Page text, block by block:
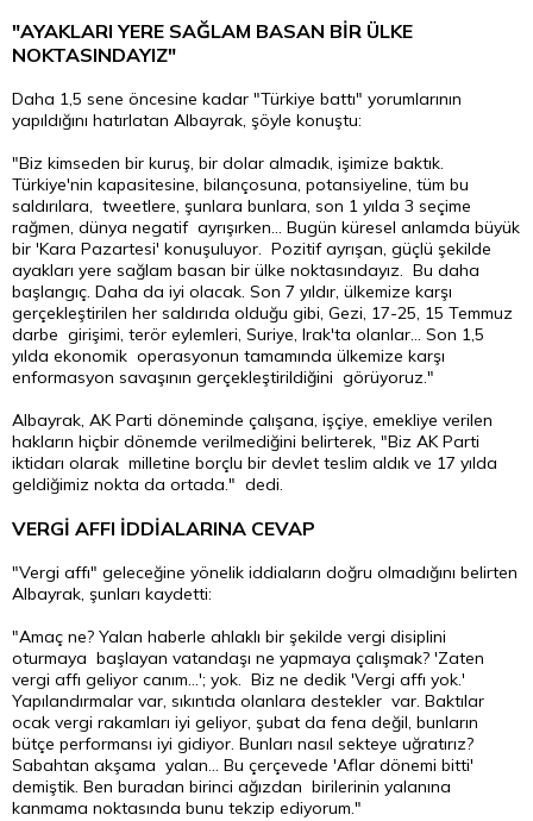
"AYAKLARI YERE SAĞLAM BASAN BİR ÜLKE
NOKTASINDAYIZ"
Daha 1,5 sene öncesine kadar "Türkiye battı" yorumlarının
yapıldığını hatırlatan Albayrak, şöyle konuştu:
"Biz kimseden bir kuruş, bir dolar almadık, işimize baktık.
Türkiye'nin kapasitesine, bilançosuna, potansiyeline, tüm bu
saldırılara, tweetlere, şunlara bunlara, son 1 yılda 3 seçime
rağmen, dünya negatif ayrışırken... Bugün küresel anlamda büyük
bir 'Kara Pazartesi' konuşuluyor. Pozitif ayrışan, güçlü şekilde
ayakları yere sağlam basan bir ülke noktasındayız. Bu daha
başlangıç. Daha da iyi olacak. Son 7 yıldır, ülkemize karşı
gerçekleştirilen her saldırıda olduğu gibi, Gezi, 17-25, 15 Temmuz
darbe girişimi, terör eylemleri, Suriye, Irak'ta olanlar... Son 1,5
yılda ekonomik operasyonun tamamında ülkemize karşı
enformasyon savaşının gerçekleştirildiğini görüyoruz."
Albayrak, AK Parti döneminde çalışana, işçiye, emekliye verilen
hakların hiçbir dönemde verilmediğini belirterek, "Biz AK Parti
iktidarı olarak milletine borçlu bir devlet teslim aldık ve 17 yılda
geldiğimiz nokta da ortada." dedi.
VERGİ AFFI İDDİALARINA CEVAP
"Vergi affı" geleceğine yönelik iddiaların doğru olmadığını belirten
Albayrak, şunları kaydetti:
"Amaç ne? Yalan haberle ahlaklı bir şekilde vergi disiplini
oturmaya başlayan vatandaşı ne yapmaya çalışmak? 'Zaten
vergi affı geliyor canım...'; yok. Biz ne dedik 'Vergi affı yok.'
Yapılandırmalar var, sıkıntıda olanlara destekler var. Baktılar
ocak vergi rakamları iyi geliyor, şubat da fena değil, bunların
bütçe performansı iyi gidiyor. Bunları nasıl sekteye uğratırız?
Sabahtan akşama yalan... Bu çerçevede 'Aflar dönemi bitti'
demiştik. Ben buradan birinci ağızdan birilerinin yalanına
kanmama noktasında bunu tekzip ediyorum."